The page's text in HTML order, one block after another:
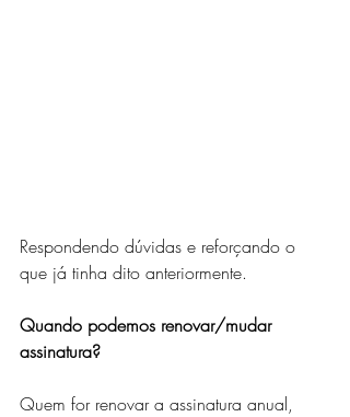
Respondendo dúvidas e reforçando o
que já tinha dito anteriormente.
Quando podemos renovar/mudar
assinatura?
Quem for renovar a assinatura anual,